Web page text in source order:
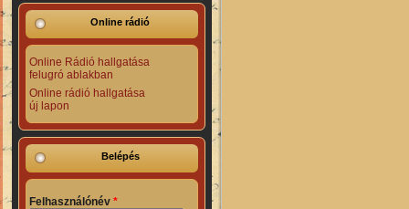
Online rádió
Online Rádió hallgatása
felugró ablakban
Online rádió hallgatása
új lapon
Belépés
Felhasználónév *